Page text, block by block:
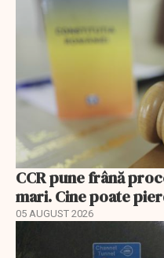
CCR pune frână
mari. Cine poate
05 AUGUST 2026